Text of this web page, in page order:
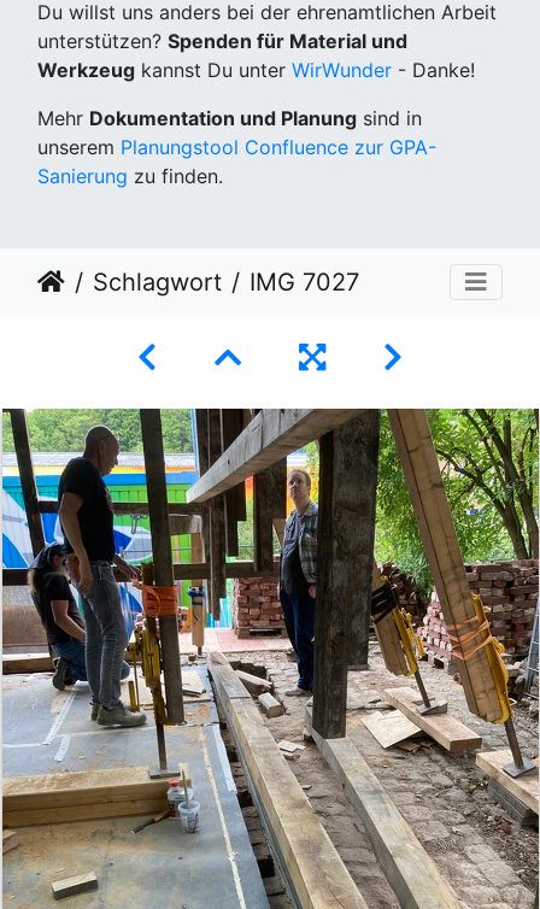
Du willst uns anders bei der ehrenamtlichen Arbeit
unterstützen? Spenden für Material und
Werkzeug kannst Du unter WirWunder - Danke!
Mehr Dokumentation und Planung sind in
unserem Planungstool Confluence zur GPA-
Sanierung zu finden.
Schlagwort IMG 7027